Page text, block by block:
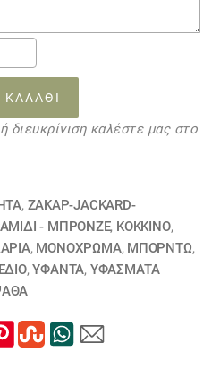
διευκρίνιση καλέστε μας στο
, ΖΑΚΆΡ-JACKARD-
- ΜΠΡΟΝΖΕ, ΚΟΚΚΙΝΟ,
, ΜΟΝΌΧΡΩΜΑ, ΜΠΟΡΝΤΩ,
,ΥΦΑΝΤΑ, ΥΦΆΣΜΑΤΑ